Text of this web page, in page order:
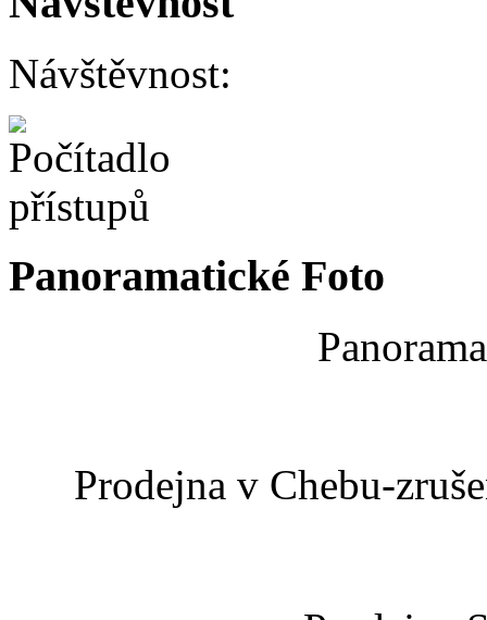
Návštěvnost:
Panoramatické Foto
Prodejna v Chebu-